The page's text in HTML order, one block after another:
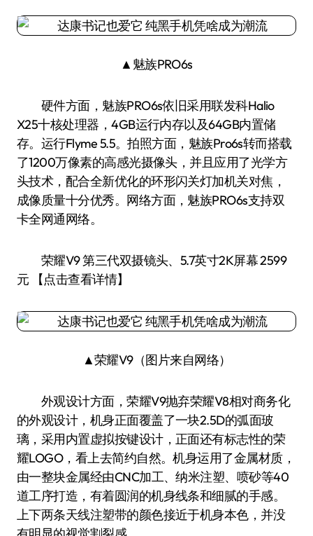
▲魅族PRO6s
硬件方面，魅族PRO6s依旧采用联发科Halio
X25十核处理器，4GB运行内存以及64GB内置储
存。运行Flyme 5.5。拍照方面，魅族Pro6s转而搭载
了1200万像素的高感光摄像头，并且应用了光学方
头技术，配合全新优化的环形闪关灯加机关对焦，
成像质量十分优秀。网络方面，魅族PRO6s支持双
卡全网通网络。
荣耀V9 第三代双摄镜头、5.7英寸2K屏幕 2599
元 【点击查看详情】
▲荣耀V9（图片来自网络）
外观设计方面，荣耀V9抛弃荣耀V8相对商务化
的外观设计，机身正面覆盖了一块2.5D的弧面玻
璃，采用内置虚拟按键设计，正面还有标志性的荣
耀LOGO，看上去简约自然。机身运用了金属材质，
由一整块金属经由CNC加工、纳米注塑、喷砂等40
道工序打造，有着圆润的机身线条和细腻的手感。
上下两条天线注塑带的颜色接近于机身本色，并没